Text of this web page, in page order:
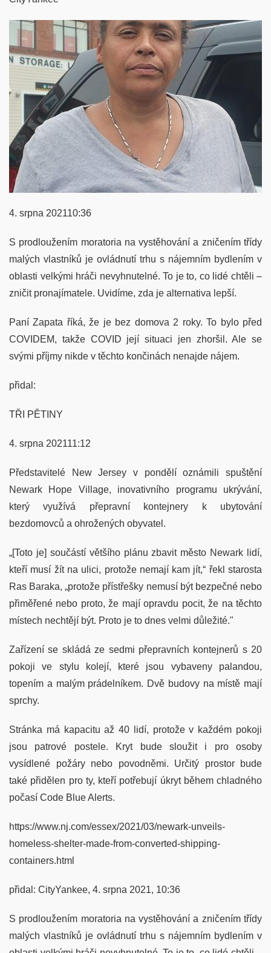
4. srpna 202110:36
S prodloužením moratoria na vystěhování a zničením třídy
malých vlastníků je ovládnutí trhu s nájemním bydlením v
oblasti velkými hráči nevyhnutelné. To je to, co lidé chtěli –
zničit pronajímatele. Uvidíme, zda je alternativa lepší.
Paní Zapata říká, že je bez domova 2 roky. To bylo před
COVIDEM, takže COVID její situaci jen zhoršil. Ale se
svými příjmy nikde v těchto končinách nenajde nájem.
přidal:
TŘI PĚTINY
4. srpna 202111:12
Představitelé New Jersey v pondělí oznámili spuštění
Newark Hope Village, inovativního programu ukrývání,
který využívá přepravní kontejnery k ubytování
bezdomovců a ohrožených obyvatel.
„[Toto je] součástí většího plánu zbavit město Newark lidí,
kteří musí žít na ulici, protože nemají kam jít,“ řekl starosta
Ras Baraka, „protože přístřešky nemusí být bezpečné nebo
přiměřené nebo proto, že mají opravdu pocit, že na těchto
místech nechtějí být. Proto je to dnes velmi důležité."
Zařízení se skládá ze sedmi přepravních kontejnerů s 20
pokoji ve stylu kolejí, které jsou vybaveny palandou,
topením a malým prádelníkem. Dvě budovy na místě mají
sprchy.
Stránka má kapacitu až 40 lidí, protože v každém pokoji
jsou patrové postele. Kryt bude sloužit i pro osoby
vysídlené požáry nebo povodněmi. Určitý prostor bude
také přidělen pro ty, kteří potřebují úkryt během chladného
počasí Code Blue Alerts.
https://www.nj.com/essex/2021/03/newark-unveils-
homeless-shelter-made-from-converted-shipping-
containers.html
přidal: CityYankee, 4. srpna 2021, 10:36
S prodloužením moratoria na vystěhování a zničením třídy
malých vlastníků je ovládnutí trhu s nájemním bydlením v